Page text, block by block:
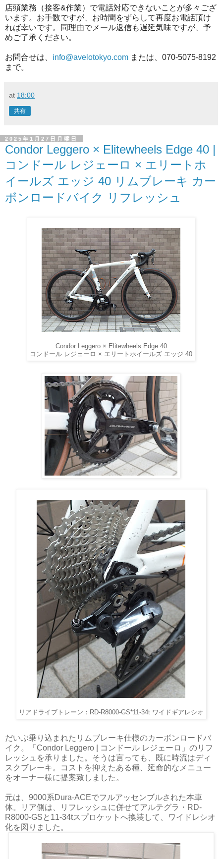
店頭業務（接客&作業）で電話対応できないことが多々ござ
います。お手数ですが、お時間をずらして再度お電話頂け
れば幸いです。同理由でメール返信も遅延気味ですが、予
めご了承ください。
お問合せは、 info@avelotokyo.com または、070-5075-8192
まで。
at 18:00
共有
2025年1月27日月曜日
Condor Leggero × Elitewheels Edge 40 |
コンドール レジェーロ × エリートホ
イールズ エッジ 40 リムブレーキ カー
ボンロードバイク リフレッシュ
Condor Leggero × Elitewheels Edge 40
コンドール レジェーロ × エリートホイールズ エッジ 40
リアドライブトレーン：RD-R8000-GS*11-34t ワイドギアレシオ
だいぶ乗り込まれたリムブレーキ仕様のカーボンロードバ
イク。「Condor Leggero | コンドール レジェーロ」のリフ
レッシュを承りました。そうは言っても、既に時流はディ
スクブレーキ。コストを抑えたある種、延命的なメニュー
をオーナー様に提案致しました。
元は、9000系Dura-ACEでフルアッセンブルされた本車
体。リア側は、リフレッシュに併せてアルテグラ・RD-
R8000-GSと11-34tスプロケットへ換装して、ワイドレシオ
化を図りました。